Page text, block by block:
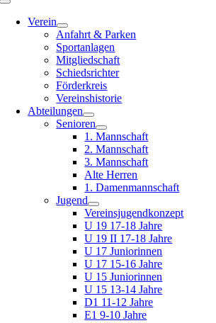
Toggle
NavigationVerein
Anfahrt & Parken
Sportanlagen
Mitgliedschaft
Schiedsrichter
Förderkreis
Vereinshistorie
Abteilungen
Senioren
1. Mannschaft
2. Mannschaft
3. Mannschaft
Alte Herren
1. Damenmannschaft
Jugend
Vereinsjugendkonzept
U 19 17-18 Jahre
U 19 II 17-18 Jahre
U 17 Juniorinnen
U 17 15-16 Jahre
U 15 Juniorinnen
U 15 13-14 Jahre
D1 11-12 Jahre
E1 9-10 Jahre